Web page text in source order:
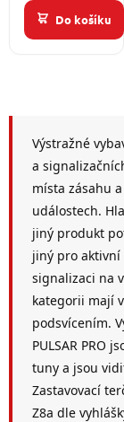
oranžová
barva v
Do košíku
Výstražné
a
místa zásahu
událostech.
jiný produkt
jiný pro aktivní
signalizaci na
kategorii mají
podsvícením.
PULSAR PRO
tuny a jsou
Zastavovací
Z8a dle